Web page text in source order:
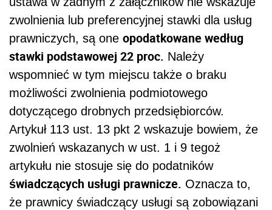
zwolnienia lub preferencyjnej stawki dla usług
prawniczych, są one opodatkowane według
stawki podstawowej 22 proc. Należy
wspomnieć w tym miejscu także o braku
możliwości zwolnienia podmiotowego
dotyczącego drobnych przedsiębiorców.
Artykuł 113 ust. 13 pkt 2 wskazuje bowiem, że
zwolnień wskazanych w ust. 1 i 9 tegoż
artykułu nie stosuje się do podatników
świadczących usługi prawnicze. Oznacza to,
że prawnicy świadczący usługi są zobowiązani